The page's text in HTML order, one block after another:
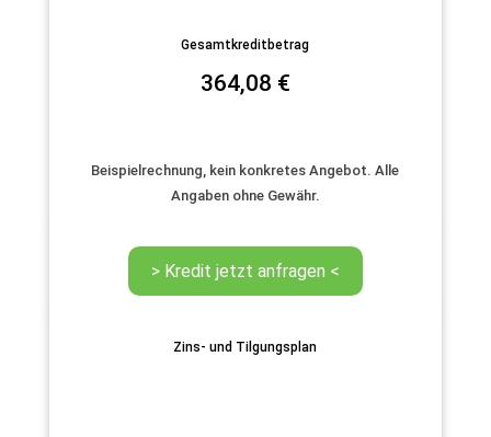
Gesamtkreditbetrag
364,08 €
Beispielrechnung, kein konkretes Angebot. Alle
Angaben ohne Gewähr.
Zins- und Tilgungsplan